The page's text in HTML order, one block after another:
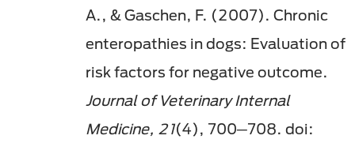
A., & Gaschen, F. (2007). Chronic
enteropathies in dogs: Evaluation of
risk factors for negative outcome.
Journal of Veterinary Internal
Medicine, 21(4), 700─708. doi: